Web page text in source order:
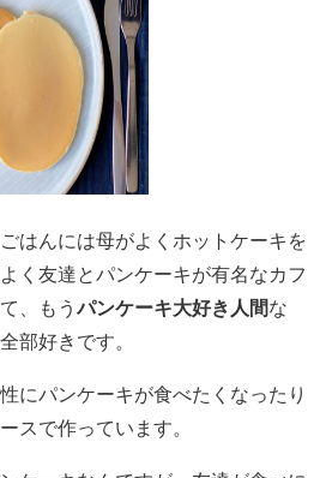
はんには母がよくホットケーキを
く友達とパンケーキが有名なカフ
、もうパンケーキ大好き人間な
部好きです。
にパンケーキが食べたくなったり
スで作っています。